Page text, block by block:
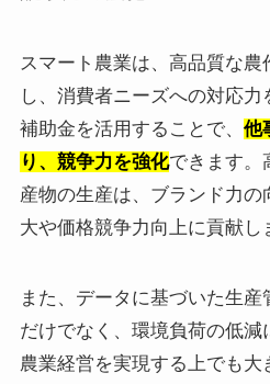
スマート農業は、高品質な
し、消費者ニーズへの対応
補助金を活用することで、 他
り、競争力を強化できます。
産物の生産は、ブランド力
大や価格競争力向上に貢献し
また、データに基づいた生
だけでなく、環境負荷の低
農業経営を実現する上でも大